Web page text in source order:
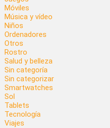
Móviles
Música y vídeo
Niños
Ordenadores
Otros
Rostro
Salud y belleza
Sin categoría
Sin categorizar
Smartwatches
Sol
Tablets
Tecnología
Viajes